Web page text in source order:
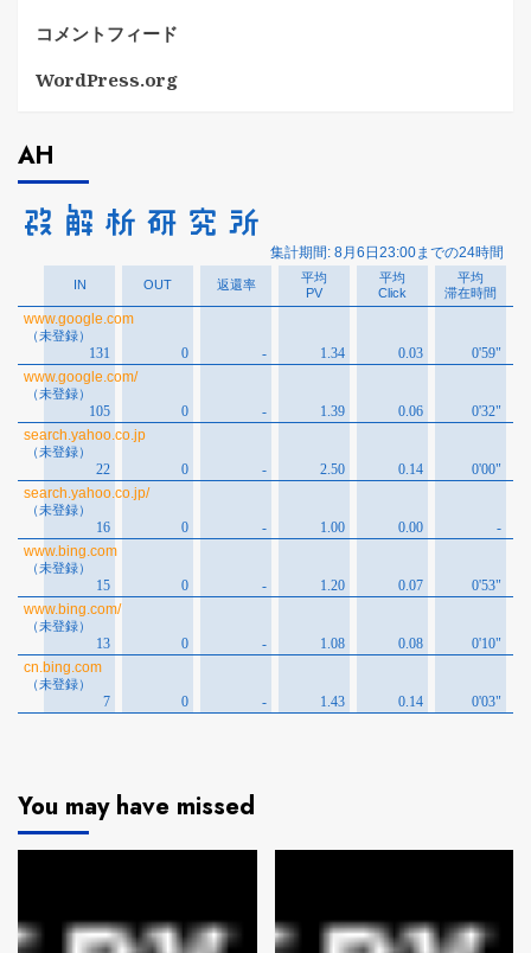
コメントフィード
WordPress.org
AH
You may have missed